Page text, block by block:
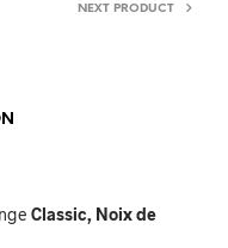
NEXT PRODUCT
Classic, Noix de